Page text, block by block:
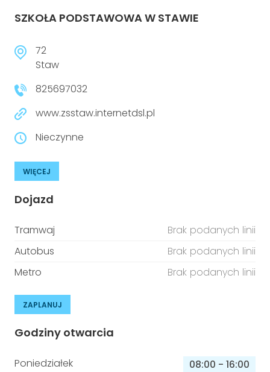
SZKOŁA PODSTAWOWA W STAWIE
72
Staw
825697032
www.zsstaw.internetdsl.pl
Nieczynne
WIĘCEJ
Dojazd
Tramwaj
Brak podanych linii
Autobus
Brak podanych linii
Metro
Brak podanych linii
ZAPLANUJ
Godziny otwarcia
Poniedziałek 08:00 - 16:00